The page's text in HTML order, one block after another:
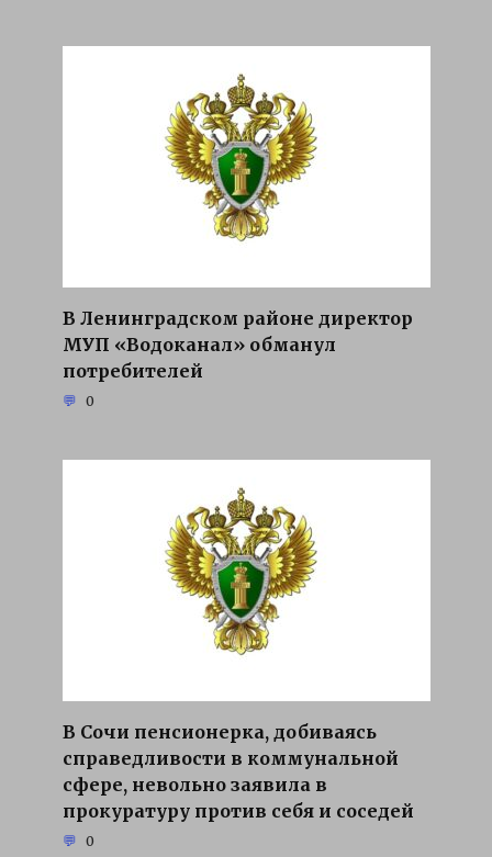
В Ленинградском районе директор
МУП «Водоканал» обманул
потребителей
0
В Сочи пенсионерка, добиваясь
справедливости в коммунальной
сфере, невольно заявила в
прокуратуру против себя и соседей
0